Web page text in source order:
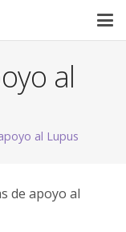
al
al Lupus
de apoyo al